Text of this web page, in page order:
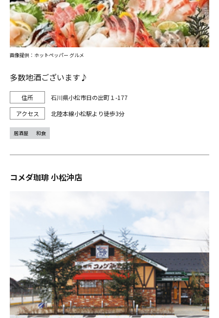
多数地酒ございます♪
石川県小松市日の出町１-177
北陸本線小松駅より徒歩3分
画像提供：ホットペッパー グルメ
居酒屋 和食
コメダ珈琲 小松沖店